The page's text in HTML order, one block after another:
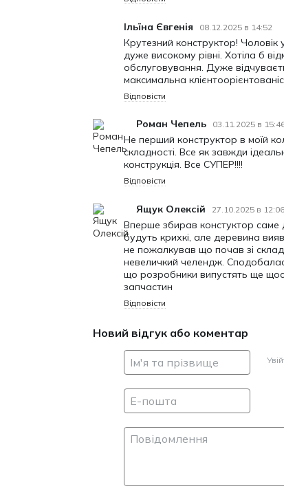
Ідеальний подарунок для всіх, хто
дизайн!
Особливості Спорткара UGT-24:
двомісне спортивне купе у масштабі
функціональна коробка передач із
нейтральний, назад
багатоважільна підвіска на всі
пружинний мотор, що заводиться
рухомі капот і багажник, ручне
рухомі поршні V8-двигуна та
Інші особливості моделі:
функціональне кермо
аеродинамічний дизайн,
блакитна гоночна смуга та
складається без клею та інструментів
ілюстрована покрокова інструкція
Ільїна Євгенія 08.12.2025 в 14:52
Крутезний конструктор! Чоловік
дуже високому рівні. Хотіла б
обслуговування. Дуже
максимальна
Відповісти
Роман Чепель 03.11.2025 в
Не перший конструктор в моїй
складності. Все як завжди
конструкція. Все СУПЕР!!!!
Відповісти
Ящук Олексій 27.10.2025 в 12:06
Вперше збирав констуктор саме
будуть крихкі, але деревина
не пожалкував що почав зі
невеличкий челендж.
що розробники випустять ще
запчастин
Відповісти
Новий відгук або коментар